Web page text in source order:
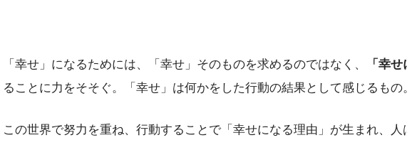
幸せ」になるためには、「幸せ」そのものを求めるのではなく、
「幸
ることに力をそそぐ。「幸せ」は何かをした行動の結果として感じるもの
の世界で努力を重ね、行動することで「幸せになる理由」が生まれ、人